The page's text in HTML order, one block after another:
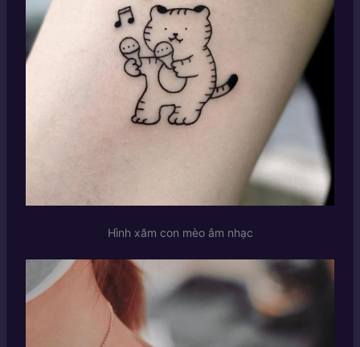
Hình xăm con mèo âm nhạc